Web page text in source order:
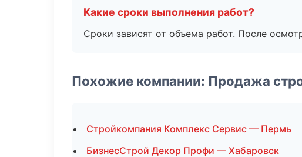
Какие сроки выполнения работ?
Сроки зависят от объема работ. После
Похожие компании: Продажа
Стройкомпания Комплекс Сервис — Пермь
БизнесСтрой Декор Профи — Хабаровск